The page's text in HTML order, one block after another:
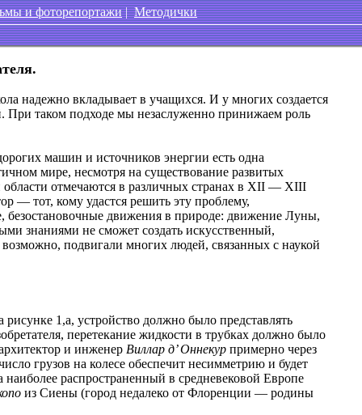
и фоторепортажи|Методички
надежно вкладывает в учащихся. И у многих создается
При таком подходе мы незаслуженно принижаем роль
машин и источников энергии есть одна
мире, несмотря на существование развитых
отмечаются в различных странах в XII — XIII
— тот, кому удастся решить эту проблему,
безостановочные движения в природе: движение Луны,
знаниями не сможет создать искусственный,
подвигали многих людей, связанных с наукой
1,а, устройство должно было представлять
перетекание жидкости в трубках должно было
и инженер Виллар д’ Оннекур примерно через
грузов на колесе обеспечит несимметрию и будет
распространенный в средневековой Европе
из Сиены (город недалеко от Флоренции — родины